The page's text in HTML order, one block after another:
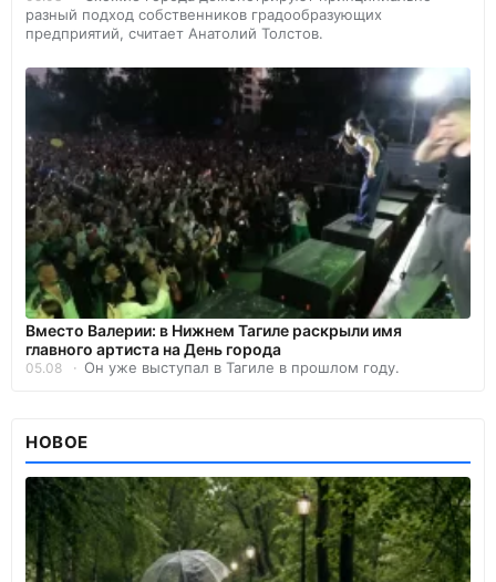
разный подход собственников градообразующих
предприятий, считает Анатолий Толстов.
Вместо Валерии: в Нижнем Тагиле раскрыли имя
главного артиста на День города
05.08 Он уже выступал в Тагиле в прошлом году.
НОВОЕ